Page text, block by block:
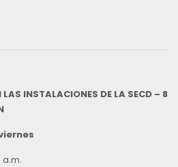
INSTALACIONES DE LA SECD – 8
a.m.